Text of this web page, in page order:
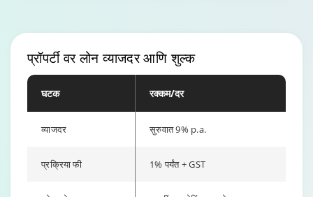
प्रॉपर्टी वर लोनव्याजदर आणि शुल्क
घटक रक्कम/दर
व्याजदर सुरुवात 9% p.a.
प्रक्रिया फी 1% पर्यंत + GST